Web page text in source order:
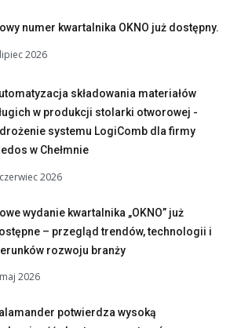
numer kwartalnika OKNO już dostępny.
2026
składowania materiałów
w produkcji stolarki otworowej -
systemu LogiComb dla firmy
w Chełmnie
2026
wydanie kwartalnika „OKNO” już
– przegląd trendów, technologii i
rozwoju branży
2026
potwierdza wysoką